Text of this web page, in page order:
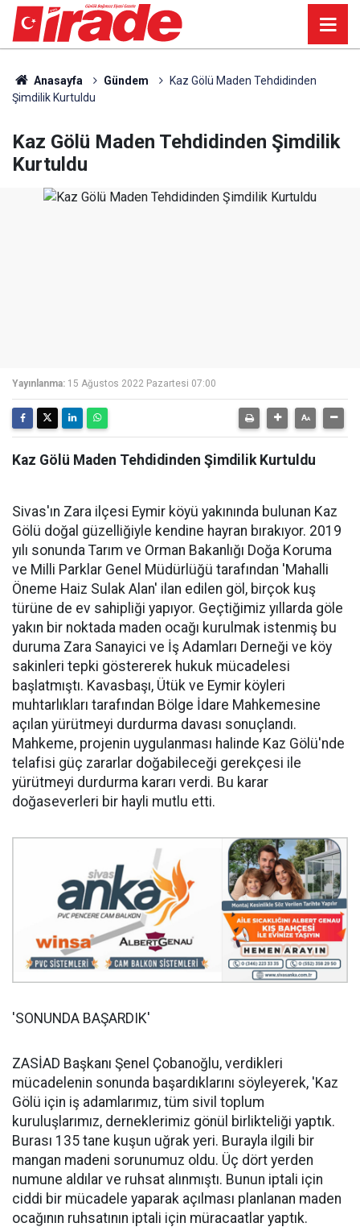
Anasayfa Gündem
Kaz Gölü Maden Tehdidinden
Şimdilik Kurtuldu
Kaz Gölü Maden Tehdidinden Şimdilik
Kurtuldu
Yayınlanma: 15 Ağustos 2022 Pazartesi 07:00
Kaz Gölü Maden Tehdidinden Şimdilik Kurtuldu
Sivas'ın Zara ilçesi Eymir köyü yakınında bulunan Kaz
Gölü doğal güzelliğiyle kendine hayran bırakıyor. 2019
yılı sonunda Tarım ve Orman Bakanlığı Doğa Koruma
ve Milli Parklar Genel Müdürlüğü tarafından 'Mahalli
Öneme Haiz Sulak Alan' ilan edilen göl, birçok kuş
türüne de ev sahipliği yapıyor. Geçtiğimiz yıllarda göle
yakın bir noktada maden ocağı kurulmak istenmiş bu
duruma Zara Sanayici ve İş Adamları Derneği ve köy
sakinleri tepki göstererek hukuk mücadelesi
başlatmıştı. Kavasbaşı, Ütük ve Eymir köyleri
muhtarlıkları tarafından Bölge İdare Mahkemesine
açılan yürütmeyi durdurma davası sonuçlandı.
Mahkeme, projenin uygulanması halinde Kaz Gölü'nde
telafisi güç zararlar doğabileceği gerekçesi ile
yürütmeyi durdurma kararı verdi. Bu karar
doğaseverleri bir hayli mutlu etti.
'SONUNDA BAŞARDIK'
ZASİAD Başkanı Şenel Çobanoğlu, verdikleri
mücadelenin sonunda başardıklarını söyleyerek, 'Kaz
Gölü için iş adamlarımız, tüm sivil toplum
kuruluşlarımız, derneklerimiz gönül birlikteliği yaptık.
Burası 135 tane kuşun uğrak yeri. Burayla ilgili bir
mangan madeni sorunumuz oldu. Üç dört yerden
numune aldılar ve ruhsat alınmıştı. Bunun iptali için
ciddi bir mücadele yaparak açılması planlanan maden
ocağının ruhsatının iptali için müracaatlar yaptık.